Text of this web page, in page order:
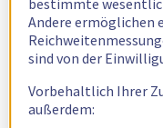
bestimmte
Andere ermöglichen
sind von der
Vorbehaltlich Ihrer
außerdem: